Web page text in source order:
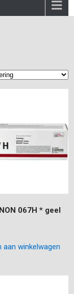
067H * geel
aan winkelwagen